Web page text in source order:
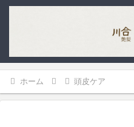
ホーム 頭皮ケア